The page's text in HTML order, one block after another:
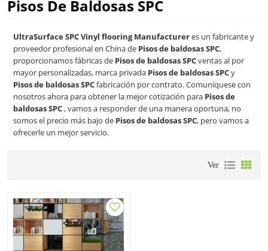
Pisos De Baldosas SPC
UltraSurface SPC Vinyl flooring Manufactureres un fabricante y
proveedor profesional en China de Pisos de baldosas SPC,
proporcionamos fábricas de Pisos de baldosas SPCventas al por
mayor personalizadas, marca privada Pisos de baldosas SPCy
Pisos de baldosas SPCfabricación por contrato. Comuníquese con
nosotros ahora para obtener la mejor cotización para Pisos de
baldosas SPC, vamos a responder de una manera oportuna, no
somos el precio más bajo de Pisos de baldosas SPC, pero vamos a
ofrecerle un mejor servicio.
Ver